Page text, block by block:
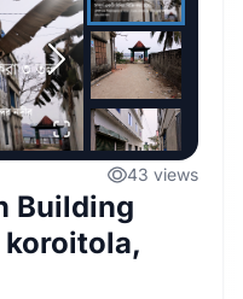
43 views
Building
koroitola,